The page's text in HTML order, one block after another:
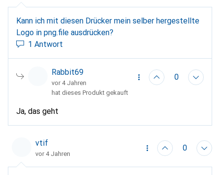
Kann ich mit diesen Drücker mein selber hergestellte
Logo in png.file ausdrücken?
1 Antwort
Rabbit69
vor 4 Jahren
0
hat dieses Produkt gekauft
Ja, das geht
vtif
vor 4 Jahren
0